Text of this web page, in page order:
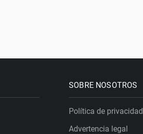
SOBRE NOSOTROS
Política de privacidad
Advertencia legal